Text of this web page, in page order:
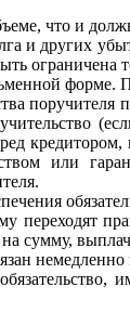
что и
и других
ограничена
форме.
или
сумму,